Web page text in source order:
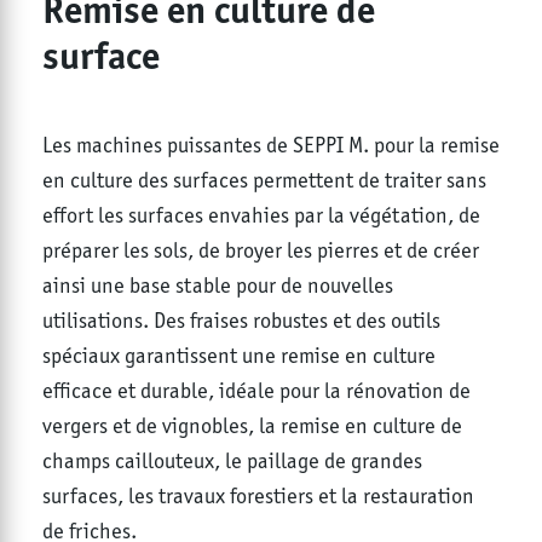
surface
Les machines puissantes de SEPPI M. pour la remise
en culture des surfaces permettent de traiter sans
effort les surfaces envahies par la végétation, de
préparer les sols, de broyer les pierres et de créer
ainsi une base stable pour de nouvelles
utilisations. Des fraises robustes et des outils
spéciaux garantissent une remise en culture
efficace et durable, idéale pour la rénovation de
vergers et de vignobles, la remise en culture de
champs caillouteux, le paillage de grandes
surfaces, les travaux forestiers et la restauration
de friches.